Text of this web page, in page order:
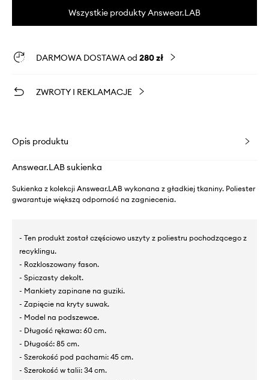
Wszystkie produkty Answear.LAB
DARMOWA DOSTAWA od 280 zł
ZWROTY I REKLAMACJE
Opis produktu
Answear.LAB sukienka
Sukienka z kolekcji Answear.LAB wykonana z gładkiej tkaniny. Poliester
gwarantuje większą odporność na zagniecenia.
- Ten produkt został częściowo uszyty z poliestru pochodzącego z
recyklingu.
- Rozkloszowany fason.
- Spiczasty dekolt.
- Mankiety zapinane na guziki.
- Zapięcie na kryty suwak.
- Model na podszewce.
- Długość rękawa: 60 cm.
- Długość: 85 cm.
- Szerokość pod pachami: 45 cm.
- Szerokość w talii: 34 cm.